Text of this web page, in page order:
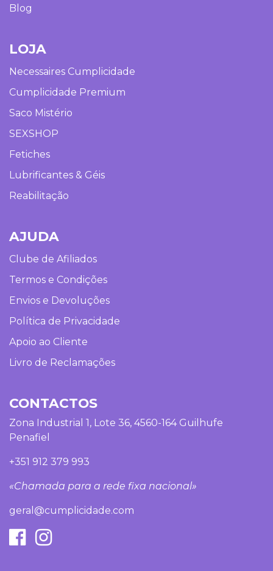
Blog
LOJA
Necessaires Cumplicidade
Cumplicidade Premium
Saco Mistério
SEXSHOP
Fetiches
Lubrificantes & Géis
Reabilitação
AJUDA
Clube de Afiliados
Termos e Condições
Envios e Devoluções
Política de Privacidade
Apoio ao Cliente
Livro de Reclamações
CONTACTOS
Zona Industrial 1, Lote 36, 4560-164 Guilhufe
Penafiel
+351 912 379 993
«Chamada para a rede fixa nacional»
geral@cumplicidade.com